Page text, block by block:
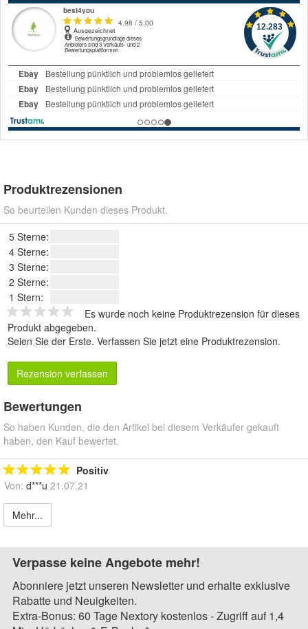
Produktrezensionen
So beurteilen Kunden dieses Produkt.
5 Sterne:
4 Sterne:
3 Sterne:
2 Sterne:
1 Stern:
Es wurde noch keine Produktrezension für dieses
Produkt abgegeben.
Seien Sie der Erste. Verfassen Sie jetzt eine Produktrezension.
Rezension verfassen
Bewertungen
So haben Kunden, die den Artikel bei diesem Verkäufer gekauft
haben, den Kauf bewertet.
Positiv
Von: d***u 21.07.21
Mehr...
Verpasse keine Angebote mehr!
Abonniere jetzt unseren Newsletter und erhalte exklusive
Rabatte und Neuigkeiten.
Extra-Bonus: 60 Tage Nextory kostenlos - Zugriff auf 1,4